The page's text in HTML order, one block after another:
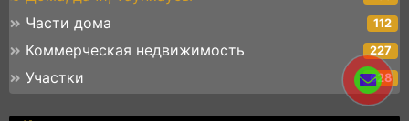
Части дома 112
Коммерческая недвижимость 227
Участки 628